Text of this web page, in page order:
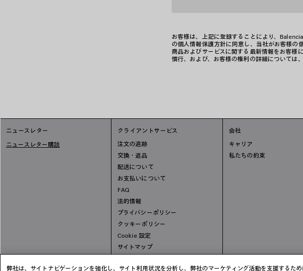
お客様は、上記に登録することにより、
の個人情報保護方針に同意し、当社がお客様の
商品およびサービスに関する最新情報をお客様
慣行、および、お客様の権利の詳細については
ニュースレター
ニュースレター購読
クライアントサービス
注文の追跡
交換・返品
配送について
お支払いについて
FAQ
法的情報
プライバシーポリシー
クッキーポリシー
Cookie 設定
サイトマップ
会社
キャリア
私たちの約束
弊社は、サイトナビゲーションを強化し、サイト利用状況を分析し、弊社のマーケティング活動を支援するた